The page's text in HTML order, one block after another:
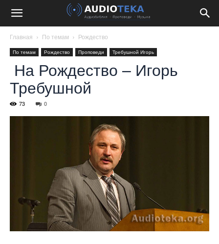
Главная По темам Рождество
По темам Рождество Проповеди Требушной Игорь
На Рождество – Игорь
Требушной
73 0